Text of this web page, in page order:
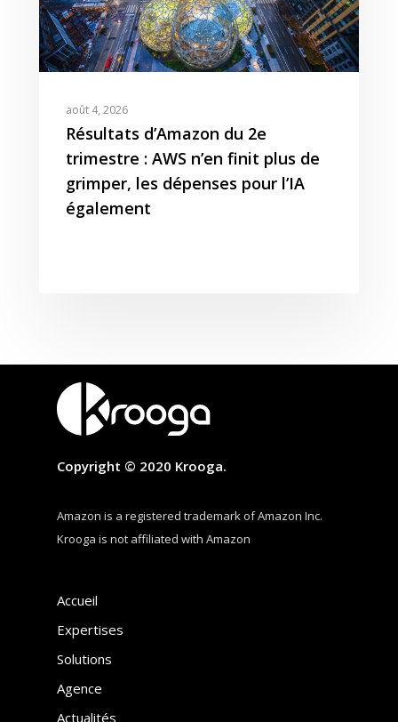
août 4, 2026
Résultats d’Amazon du 2e
trimestre : AWS n’en finit plus de
grimper, les dépenses pour l’IA
également
Copyright © 2020 Krooga.
Amazon is a registered trademark of Amazon Inc.
Krooga is not affiliated with Amazon
Accueil
Expertises
Solutions
Agence
Actualités